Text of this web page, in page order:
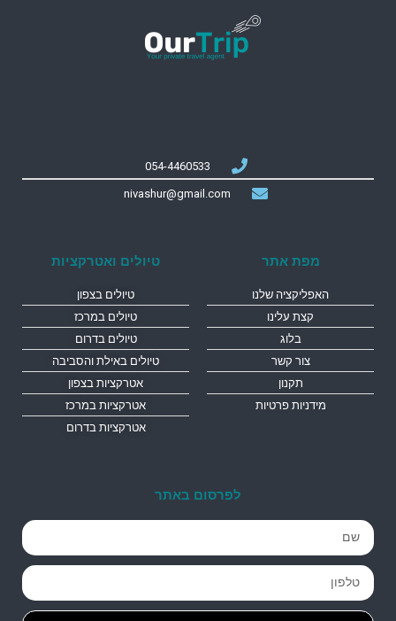
054-4460533
nivashur@gmail.com
מפת אתר
האפליקציה שלנו
קצת עלינו
בלוג
צור קשר
תקנון
מידניות פרטיות
טיולים ואטרקציות
טיולים בצפון
טיולים במרכז
טיולים בדרום
טיולים באילת והסביבה
אטרקציות בצפון
אטרקציות במרכז
אטרקציות בדרום
לפרסום באתר